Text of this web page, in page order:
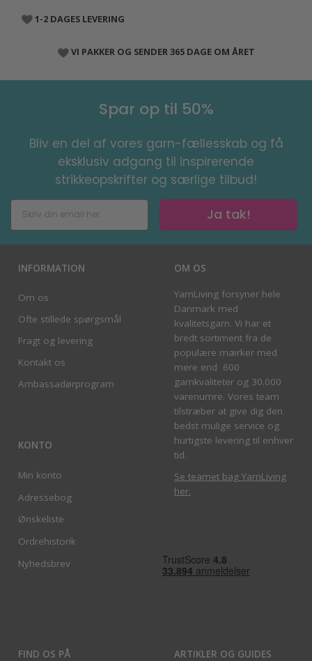
1-2 DAGES LEVERING
VI PAKKER OG SENDER 365 DAGE OM ÅRET
Spar op til 50%
Bliv en del af vores garn-fællesskab og få
eksklusiv adgang til inspirerende
strikkeopskrifter og særlige tilbud!
Ja tak!
INFORMATION
Om os
Ofte stillede spørgsmål
Fragt og levering
Kontakt os
Ambassadørprogram
KONTO
Min konto
Adressebog
Ønskeliste
Ordrehistorik
Nyhedsbrev
OM OS
YarnLiving forsyner hele
Danmark med
kvalitetsgarn. Vi har et
bredt sortiment fra de
populære mærker med
mere end 600
garnkvaliteter og 30.000
varenumre. Vores team
tilstræber at give dig den
bedst mulige service og
hurtigste levering til enhver
tid.
Se teamet bag YarnLiving
her.
FIND OS PÅ ARTIKLER OG GUIDES